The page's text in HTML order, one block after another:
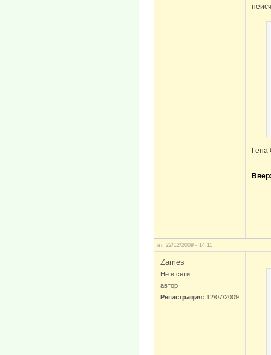
Гена
вт, 22/12/2009 - 14:11
Zames
Не в сети
автор
Регистрация: 12/07/2009